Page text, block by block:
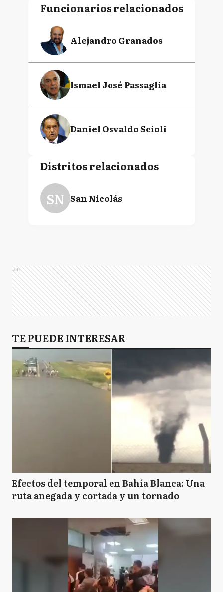
Funcionarios relacionados
Alejandro Granados
Ismael José Passaglia
Daniel Osvaldo Scioli
Distritos relacionados
SN San Nicolás
Ads
TE PUEDE INTERESAR
Efectos del temporal en Bahía Blanca: Una
ruta anegada y cortada y un tornado